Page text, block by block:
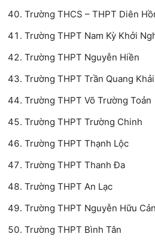
Trường THCS – THPT Diên
Trường THPT Nam Kỳ Khởi
Trường THPT Nguyễn Hiền
Trường THPT Trần Quang Khải
Trường THPT Võ Trường Toản
Trường THPT Trường Chinh
Trường THPT Thạnh Lộc
Trường THPT Thanh Đa
Trường THPT An Lạc
Trường THPT Nguyễn Hữu
Trường THPT Bình Tân